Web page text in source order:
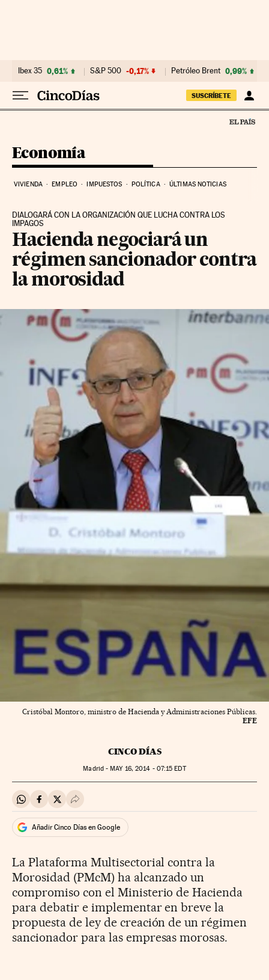
Ibex 35 0,61% S&P 500 -0,17% Petróleo Brent 0,99%
SUSCRÍBETE
Economía
VIVIENDA EMPLEO IMPUESTOS POLÍTICA ÚLTIMAS NOTICIAS
DIALOGARÁ CON LA ORGANIZACIÓN QUE LUCHA CONTRA LOS
IMPAGOS
Hacienda negociará un
régimen sancionador contra
la morosidad
Cristóbal Montoro, ministro de Hacienda y Administraciones Públicas.
EFE
CINCO DÍAS
Madrid - MAY16, 2014 - 07:15 EDT
Compartir en Whatsapp
Compartir en Facebook
Compartir en Twitter
Desplegar Redes Sociales
Añadir Cinco Días en Google
La Plataforma Multisectorial contra la
Morosidad (PMcM) ha alcanzado un
compromiso con el Ministerio de Hacienda
para debatir e implementar en breve la
propuesta de ley de creación de un régimen
sancionador para las empresas morosas.